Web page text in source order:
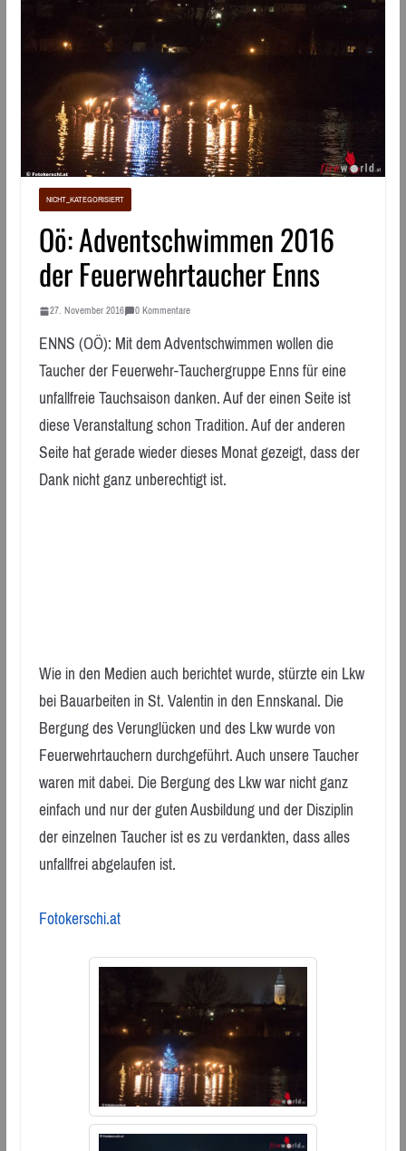
NICHT_KATEGORISIERT
Oö: Adventschwimmen 2016
der Feuerwehrtaucher Enns
27. November 2016 0 Kommentare
ENNS (OÖ): Mit dem Adventschwimmen wollen die
Taucher der Feuerwehr-Tauchergruppe Enns für eine
unfallfreie Tauchsaison danken. Auf der einen Seite ist
diese Veranstaltung schon Tradition. Auf der anderen
Seite hat gerade wieder dieses Monat gezeigt, dass der
Dank nicht ganz unberechtigt ist.
Wie in den Medien auch berichtet wurde, stürzte ein Lkw
bei Bauarbeiten in St. Valentin in den Ennskanal. Die
Bergung des Verunglücken und des Lkw wurde von
Feuerwehrtauchern durchgeführt. Auch unsere Taucher
waren mit dabei. Die Bergung des Lkw war nicht ganz
einfach und nur der guten Ausbildung und der Disziplin
der einzelnen Taucher ist es zu verdankten, dass alles
unfallfrei abgelaufen ist.
Fotokerschi.at